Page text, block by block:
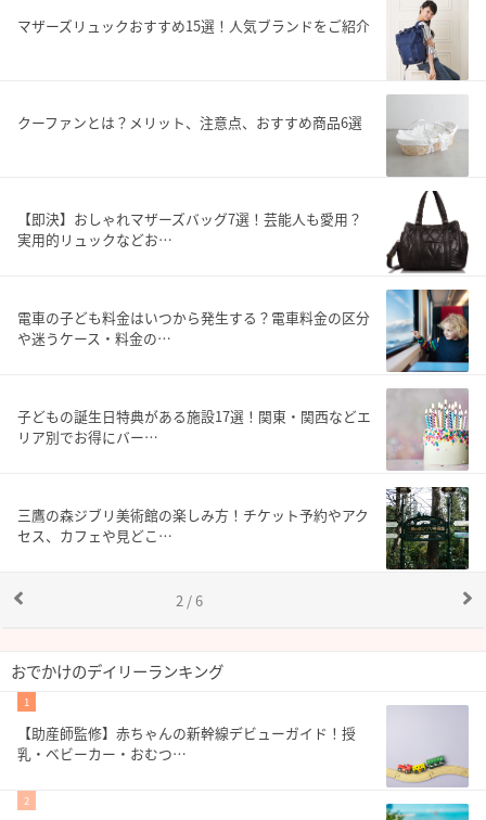
マザーズリュックおすすめ15選！人気ブランドをご紹介
クーファンとは？メリット、注意点、おすすめ商品6選
【即決】おしゃれマザーズバッグ7選！芸能人も愛用？
実用的リュックなどお…
電車の子ども料金はいつから発生する？電車料金の区分
や迷うケース・料金の…
子どもの誕生日特典がある施設17選！関東・関西などエ
リア別でお得にバー…
三鷹の森ジブリ美術館の楽しみ方！チケット予約やアク
セス、カフェや見どこ…
2 / 6
おでかけのデイリーランキング
1
【助産師監修】赤ちゃんの新幹線デビューガイド！授
乳・ベビーカー・おむつ…
2